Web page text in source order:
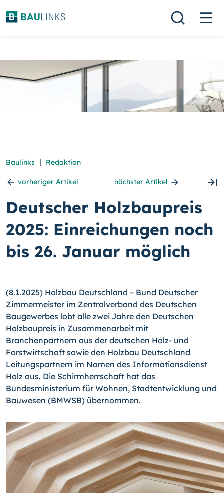
Baulinks | Redaktion
vorheriger Artikel nächster Artikel
Deutscher Holzbaupreis
2025: Einreichungen noch
bis 26. Januar möglich
(8.1.2025) Holzbau Deutschland – Bund Deutscher
Zimmermeister im Zentralverband des Deutschen
Baugewerbes lobt alle zwei Jahre den Deutschen
Holzbaupreis in Zusammenarbeit mit
Branchenpartnern aus der deutschen Holz- und
Forstwirtschaft sowie den Holzbau Deutschland
Leitungspartnern im Namen des Informationsdienst
Holz aus. Die Schirmherrschaft hat das
Bundesministerium für Wohnen, Stadtentwicklung und
Bauwesen (BMWSB) übernommen.